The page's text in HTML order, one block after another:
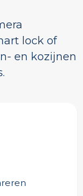
lock of
en kozijnen